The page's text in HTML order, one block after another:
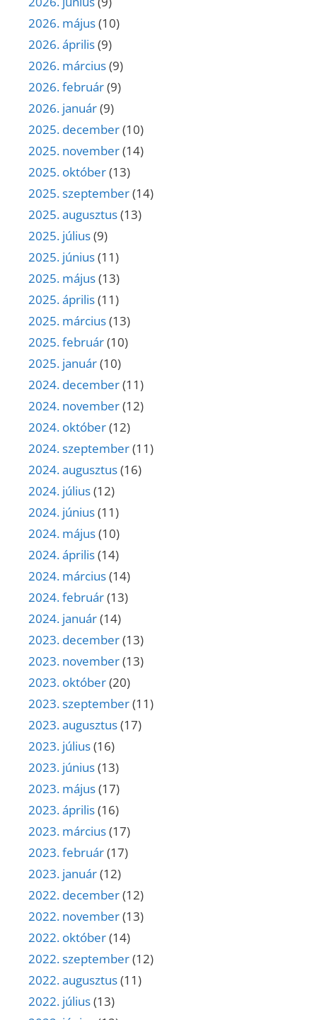
2026. május(10)
2026. április(9)
2026. március(9)
2026. február(9)
2026. január(9)
2025. december(10)
2025. november(14)
2025. október(13)
2025. szeptember(14)
2025. augusztus(13)
2025. július(9)
2025. június(11)
2025. május(13)
2025. április(11)
2025. március(13)
2025. február(10)
2025. január(10)
2024. december(11)
2024. november(12)
2024. október(12)
2024. szeptember(11)
2024. augusztus(16)
2024. július(12)
2024. június(11)
2024. május(10)
2024. április(14)
2024. március(14)
2024. február(13)
2024. január(14)
2023. december(13)
2023. november(13)
2023. október(20)
2023. szeptember(11)
2023. augusztus(17)
2023. július(16)
2023. június(13)
2023. május(17)
2023. április(16)
2023. március(17)
2023. február(17)
2023. január(12)
2022. december(12)
2022. november(13)
2022. október(14)
2022. szeptember(12)
2022. augusztus(11)
2022. július(13)